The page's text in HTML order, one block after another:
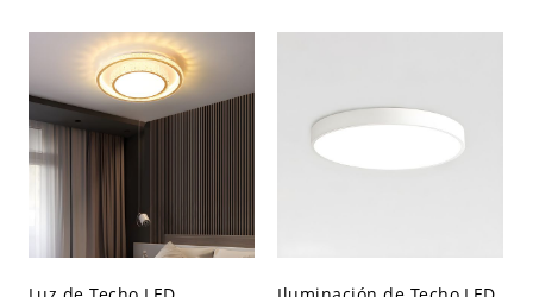
Pequeño Redondo
120 V Dorado Blanco